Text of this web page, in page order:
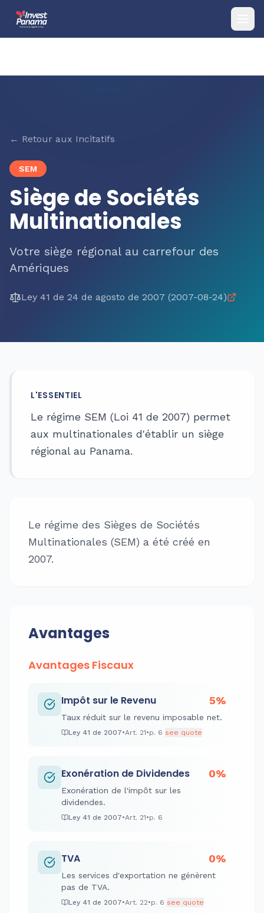
← Retour aux Incitatifs
SEM
Siège de Sociétés
Multinationales
Votre siège régional au carrefour des
Amériques
Ley 41 de 24 de agosto de 2007 (2007-08-24)
L'ESSENTIEL
Le régime SEM (Loi 41 de 2007) permet
aux multinationales d'établir un siège
régional au Panama.
Le régime des Sièges de Sociétés
Multinationales (SEM) a été créé en
2007.
Avantages
Avantages Fiscaux
Impôt sur le Revenu 5%
Taux réduit sur le revenu imposable net.
Ley 41 de 2007•Art. 21•p. 6 see quote
Exonération de Dividendes 0%
Exonération de l'impôt sur les
dividendes.
Ley 41 de 2007•Art. 21•p. 6
TVA 0%
Les services d'exportation ne génèrent
pas de TVA.
Ley 41 de 2007•Art. 22•p. 6 see quote